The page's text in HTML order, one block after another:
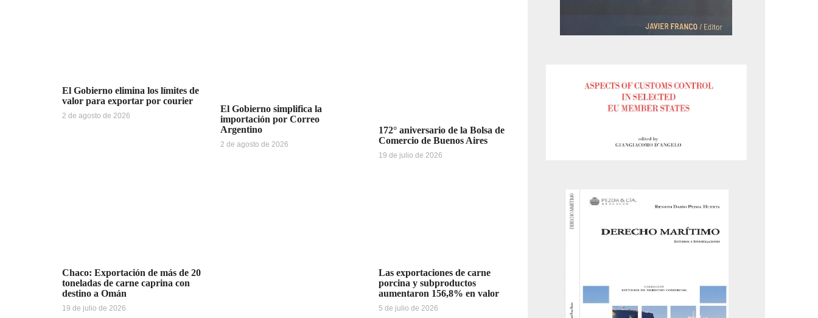
El Gobierno elimina los límites de
valor para exportar por courier
2 de agosto de 2026
El Gobierno simplifica la
importación por Correo
Argentino
2 de agosto de 2026
172° aniversario de la Bolsa de
Comercio de Buenos Aires
19 de julio de 2026
Chaco: Exportación de más de 20
toneladas de carne caprina con
destino a Omán
19 de julio de 2026
Las exportaciones de carne
porcina y subproductos
aumentaron 156,8% en valor
5 de julio de 2026